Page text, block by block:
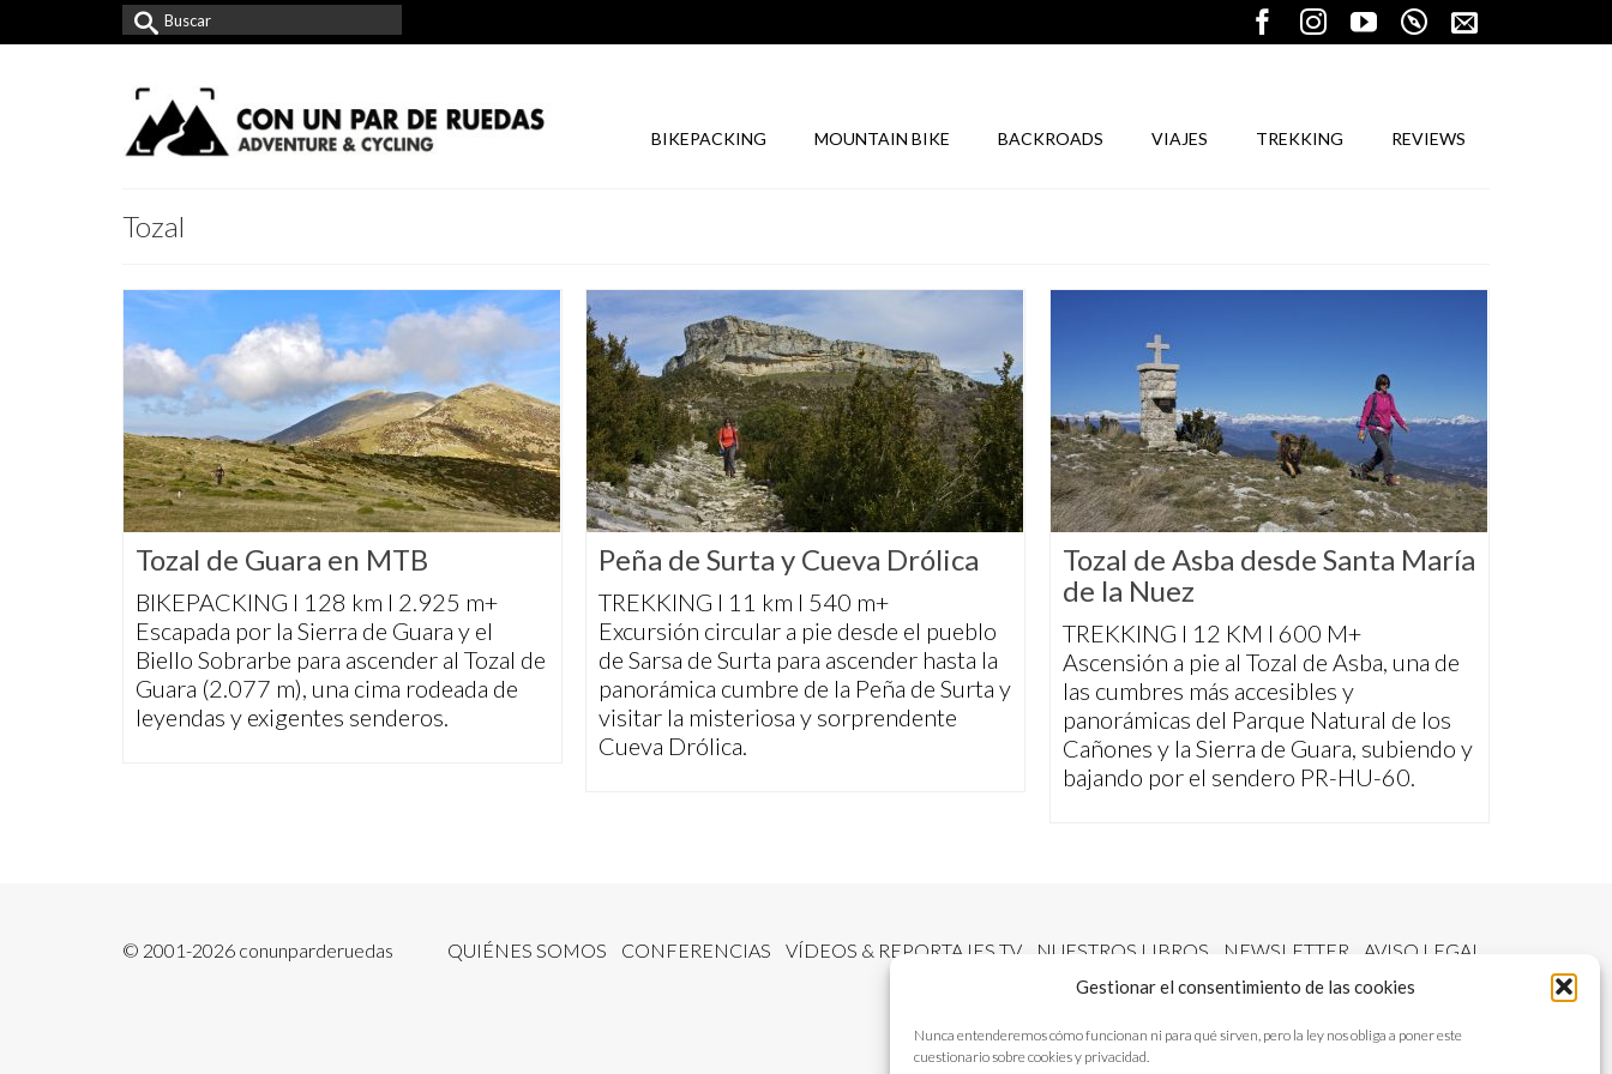
Gestionar el consentimiento de las cookies
Nunca entenderemos cómo funcionan ni para qué sirven, pero la ley nos obliga a poner este
cuestionario sobre cookies y privacidad.
Buscar
por:
BIKEPACKING MOUNTAIN BIKE BACKROADS VIAJES TREKKING REVIEWS
Tozal
Tozal de Guara en MTB
BIKEPACKING I 128 km I 2.925 m+
Escapada por la Sierra de Guara y el
Biello Sobrarbe para ascender al Tozal de
Guara (2.077 m), una cima rodeada de
leyendas y exigentes senderos.
Peña de Surta y Cueva Drólica
TREKKING I 11 km I 540 m+
Excursión circular a pie desde el pueblo
de Sarsa de Surta para ascender hasta la
panorámica cumbre de la Peña de Surta y
visitar la misteriosa y sorprendente
Cueva Drólica.
Tozal de Asba desde Santa María
de la Nuez
TREKKING I 12 KM I 600 M+
Ascensión a pie al Tozal de Asba, una de
las cumbres más accesibles y
panorámicas del Parque Natural de los
Cañones y la Sierra de Guara, subiendo y
bajando por el sendero PR-HU-60.
QUIÉNES SOMOS CONFERENCIAS VÍDEOS & REPORTAJES TV NUESTROS LIBROS NEWSLETTER AVISO LEGAL
© 2001-2026 conunparderuedas